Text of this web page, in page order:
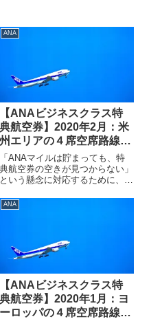
ANA
【ANAビジネスクラス特
典航空券】2020年2月：米
州エリアの４席空席路線調
査結果！
「ANAマイルは貯まっても、特
典航空券の空きが見つからない」
という懸念に対応するために、ど
取れやすいのかという情報を収集
しています。具体的には、毎月米
前...
ANA
【ANAビジネスクラス特
典航空券】2020年1月：ヨ
ーロッパの４席空席路線調